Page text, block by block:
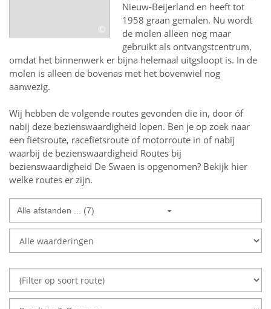
©
Nieuw-Beijerland en heeft tot
1958 graan gemalen. Nu wordt
de molen alleen nog maar
gebruikt als ontvangstcentrum,
omdat het binnenwerk er bijna helemaal uitgsloopt is. In de
molen is alleen de bovenas met het bovenwiel nog
aanwezig.
Wij hebben de volgende routes gevonden die in, door óf
nabij deze bezienswaardigheid lopen. Ben je op zoek naar
een fietsroute, racefietsroute of motorroute in of nabij
waarbij de bezienswaardigheid Routes bij
bezienswaardigheid De Swaen is opgenomen? Bekijk hier
welke routes er zijn.
Alle afstanden ... (7)